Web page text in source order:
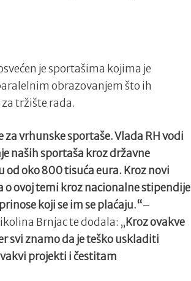
je sportašima kojima je
obrazovanjem što ih
tržište rada.
vrhunske sportaše. Vlada RH vodi
naših sportaša kroz državne
oko 800 tisuća eura. Kroz novi
ovoj temi kroz nacionalne stipendije
koji se im se plaćaju.“–
Brnjac te dodala: „Kroz ovakve
svi znamo da je teško uskladiti
projekti i čestitam